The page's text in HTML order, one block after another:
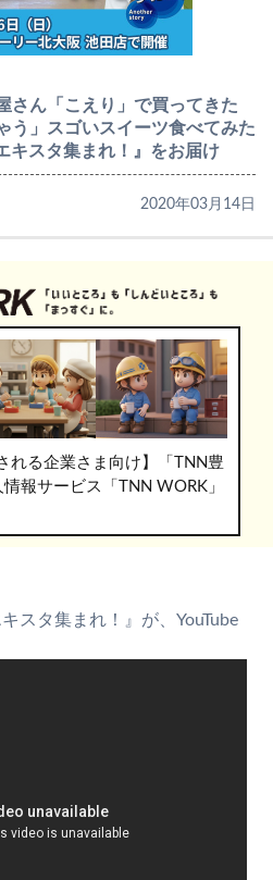
さん「こえり」で買ってきた
う」スゴいスイーツ食べてみた
キスタ集まれ！』をお届け
2020年03月14日
れる企業さま向け】「TNN豊
報サービス「TNN WORK」
スタ集まれ！』が、YouTube